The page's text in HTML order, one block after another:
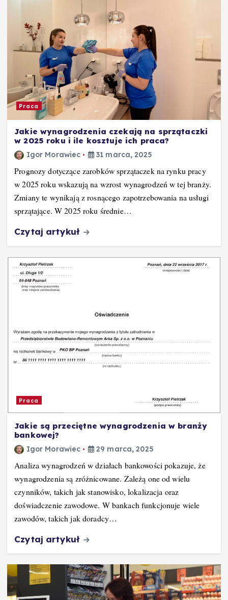
Praca
Jakie wynagrodzenia czekają na sprzątaczki
w 2025 roku i ile kosztuje ich praca?
Igor Morawiec 31 marca, 2025
Prognozy dotyczące zarobków sprzątaczek na rynku pracy
w 2025 roku wskazują na wzrost wynagrodzeń w tej branży.
Zmiany te wynikają z rosnącego zapotrzebowania na usługi
sprzątające. W 2025 roku średnie…
Czytaj artykuł
Praca
Jakie są przeciętne wynagrodzenia w branży
bankowej?
Igor Morawiec 29 marca, 2025
Analiza wynagrodzeń w działach bankowości pokazuje, że
wynagrodzenia są zróżnicowane. Zależą one od wielu
czynników, takich jak stanowisko, lokalizacja oraz
doświadczenie zawodowe. W bankach funkcjonuje wiele
zawodów, takich jak doradcy…
Czytaj artykuł